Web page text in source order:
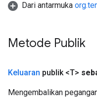
Dari antarmuka
Metode Publik
Keluaran publik <T>
Mengembalikan